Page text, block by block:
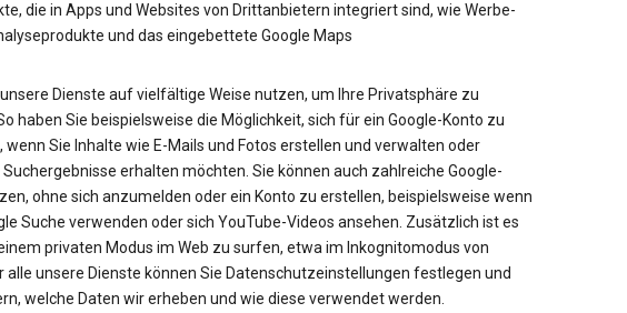
die in Apps und Websites von Drittanbietern integriert sind, wie Werbe-
und das eingebettete Google Maps
Dienste auf vielfältige Weise nutzen, um Ihre Privatsphäre zu
haben Sie beispielsweise die Möglichkeit, sich für ein Google-Konto zu
wenn Sie Inhalte wie E-Mails und Fotos erstellen und verwalten oder
erhalten möchten. Sie können auch zahlreiche Google-
ohne sich anzumelden oder ein Konto zu erstellen, beispielsweise wenn
Suche verwenden oder sich YouTube-Videos ansehen. Zusätzlich ist es
privaten Modus im Web zu surfen, etwa im Inkognitomodus von
alle unsere Dienste können Sie Datenschutzeinstellungen festlegen und
welche Daten wir erheben und wie diese verwendet werden.